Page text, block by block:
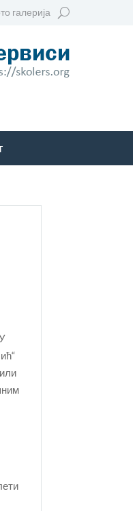
галерија